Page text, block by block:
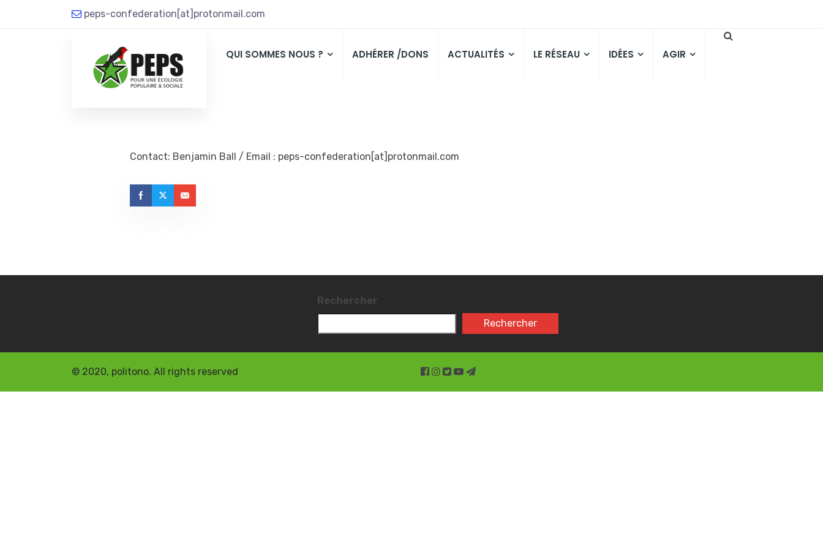
peps-confederation[at]protonmail.com
QUI SOMMES NOUS ? ADHÉRER /DONS ACTUALITÉS LE RÉSEAU IDÉES AGIR
Contact: Benjamin Ball / Email : peps-confederation[at]protonmail.com
Rechercher
Rechercher
© 2020, politono. All rights reserved